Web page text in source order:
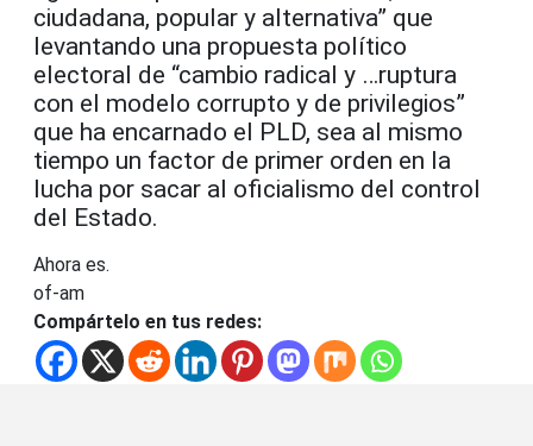
ciudadana, popular y alternativa” que
levantando una propuesta político
electoral de “cambio radical y …ruptura
con el modelo corrupto y de privilegios”
que ha encarnado el PLD, sea al mismo
tiempo un factor de primer orden en la
lucha por sacar al oficialismo del control
del Estado.
Ahora es.
of-am
Compártelo en tus redes: